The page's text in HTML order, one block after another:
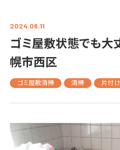
2024.06.11
ゴミ屋敷状態でも大
幌市西区
ゴミ屋敷清掃 清掃 片付け